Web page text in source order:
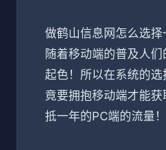
做鹤山信息网怎么选择
随着移动端的普及人
起色！所以在系统的
竟要拥抱移动端才能
抵一年的PC端的流量